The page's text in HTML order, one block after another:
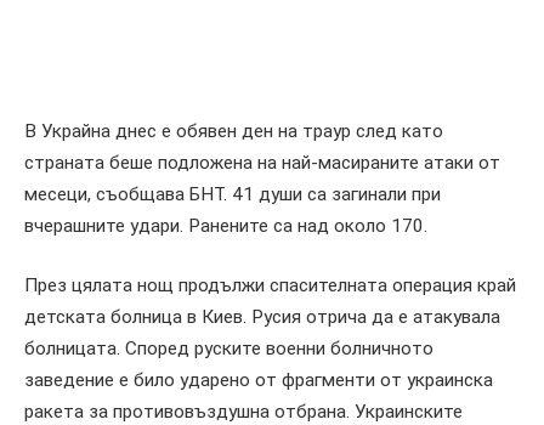
В Украйна днес е обявен ден на траур след като
страната беше подложена на най-масираните атаки от
месеци, съобщава БНТ. 41 души са загинали при
вчерашните удари. Ранените са над около 170.
През цялата нощ продължи спасителната операция край
детската болница в Киев. Русия отрича да е атакувала
болницата. Според руските военни болничното
заведение е било ударено от фрагменти от украинска
ракета за противовъздушна отбрана. Украинските